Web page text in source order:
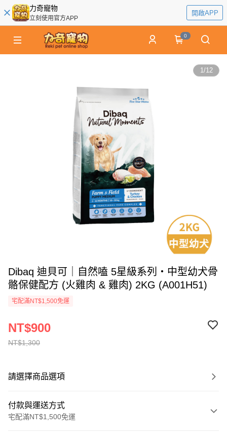
力奇寵物
立刻使用官方APP
開啟APP
0
1/12
Dibaq 迪貝可｜自然嗑 5星級系列・中型幼犬骨
骼保健配方 (火雞肉 & 雞肉) 2KG (A001H51)
宅配滿NT$1,500免運
NT$1,300
NT$900
請選擇商品選項
付款與運送方式
宅配滿NT$1,500免運